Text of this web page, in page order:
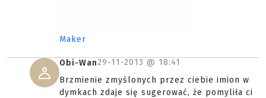
Maker
Obi-Wan29-11-2013 @ 18:41
Brzmienie zmyślonych przez ciebie imion w
dymkach zdaje się sugerować, że pomyliła ci